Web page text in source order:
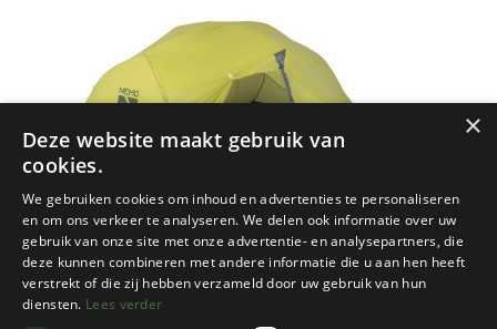
×
Deze website maakt gebruik van
cookies.
We gebruiken cookies om inhoud en advertenties te personaliseren
en om ons verkeer te analyseren. We delen ook informatie over uw
gebruik van onze site met onze advertentie- en analysepartners, die
deze kunnen combineren met andere informatie die u aan hen heeft
verstrekt of die zij hebben verzameld door uw gebruik van hun
diensten. Lees verder